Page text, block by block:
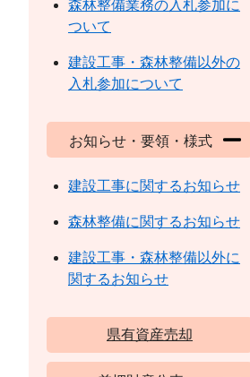
森林整備業務の入札参加に
ついて
建設工事・森林整備以外の
入札参加について
お知らせ・要領・様式
建設工事に関するお知らせ
森林整備に関するお知らせ
建設工事・森林整備以外に
関するお知らせ
県有資産売却